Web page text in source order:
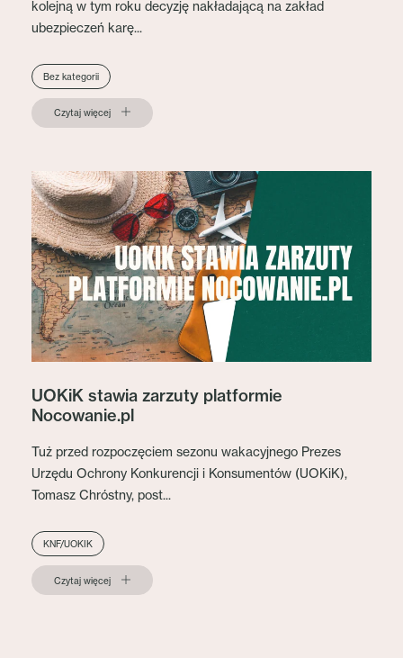
kolejną w tym roku decyzję nakładającą na zakład
ubezpieczeń karę...
Bez kategorii
Czytaj więcej
UOKiK stawia zarzuty platformie
Nocowanie.pl
Tuż przed rozpoczęciem sezonu wakacyjnego Prezes
Urzędu Ochrony Konkurencji i Konsumentów (UOKiK),
Tomasz Chróstny, post...
KNF/UOKIK
Czytaj więcej